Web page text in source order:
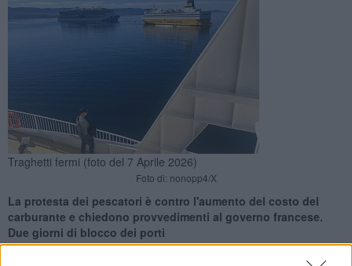
Traghetti fermi (foto del 7 Aprile 2026)
Foto di: nonopp4/X
La protesta dei pescatori è contro l'aumento del costo del
carburante e chiedono provvedimenti al governo francese.
Due giorni di blocco dei porti